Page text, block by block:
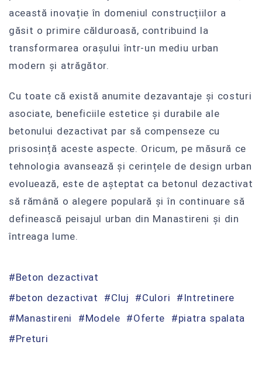
această inovație în domeniul construcțiilor a
găsit o primire călduroasă, contribuind la
transformarea orașului într-un mediu urban
modern și atrăgător.
Cu toate că există anumite dezavantaje și costuri
asociate, beneficiile estetice și durabile ale
betonului dezactivat par să compenseze cu
prisosință aceste aspecte. Oricum, pe măsură ce
tehnologia avansează și cerințele de design urban
evoluează, este de așteptat ca betonul dezactivat
să rămână o alegere populară și în continuare să
definească peisajul urban din Manastireni și din
întreaga lume.
Beton dezactivat
beton dezactivat
Cluj Culori
Intretinere
Manastireni
Modele Oferte
piatra spalata
Preturi